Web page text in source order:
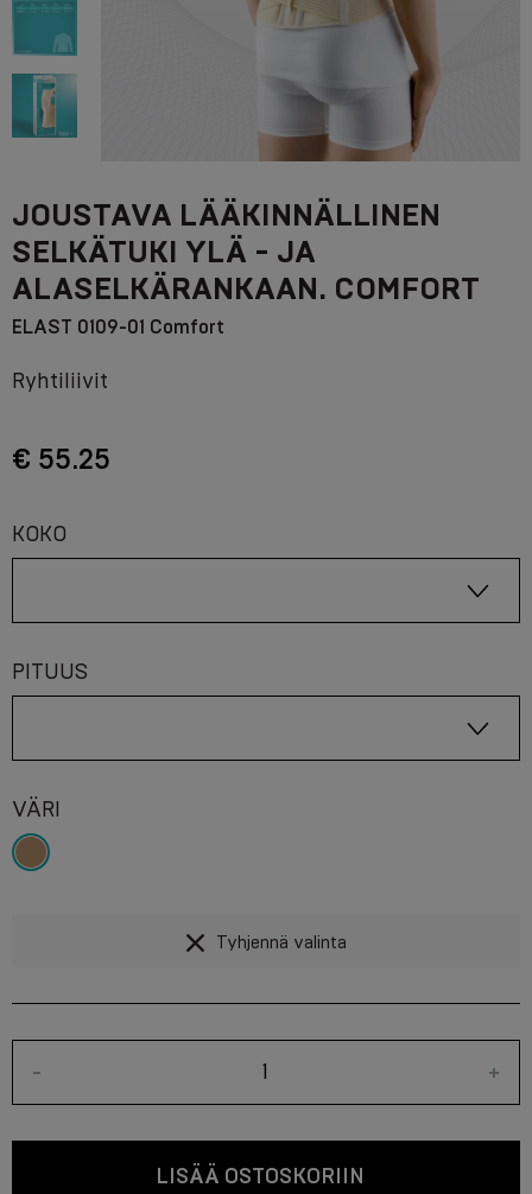
JOUSTAVA LÄÄKINNÄLLINEN
SELKÄTUKI YLÄ - JA
ALASELKÄRANKAAN. COMFORT
ELAST 0109-01 Comfort
Ryhtiliivit
€ 55.25
KOKO
PITUUS
VÄRI
Tyhjennä valinta
- +
LISÄÄ OSTOSKORIIN